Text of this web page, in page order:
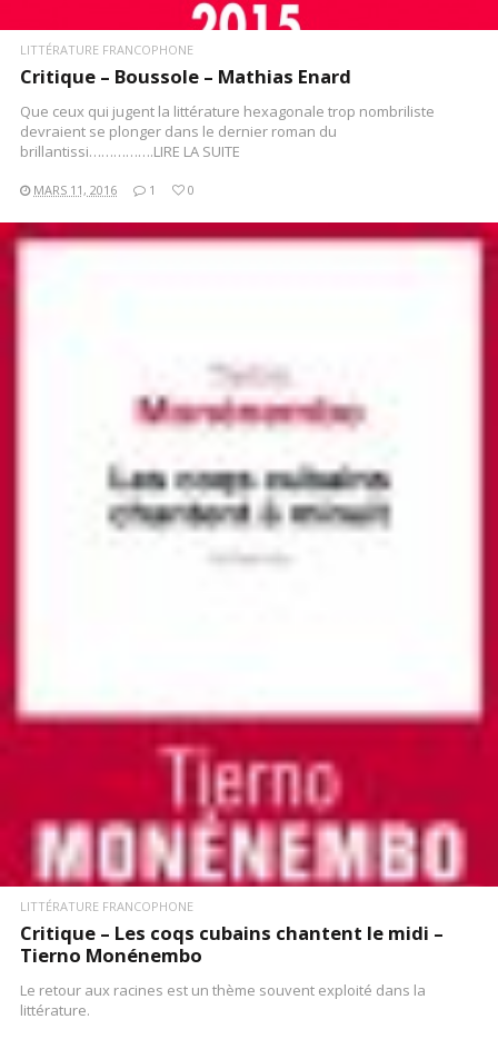
LITTÉRATURE FRANCOPHONE
Critique – Boussole – Mathias Enard
Que ceux qui jugent la littérature hexagonale trop nombriliste
devraient se plonger dans le dernier roman du
brillantissi…………….LIRE LA SUITE
MARS 11, 2016 1 0
LITTÉRATURE FRANCOPHONE
Critique – Les coqs cubains chantent le midi –
Tierno Monénembo
Le retour aux racines est un thème souvent exploité dans la
littérature.